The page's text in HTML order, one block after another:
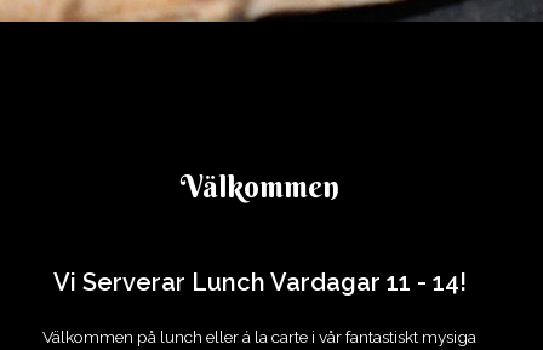
Välkommen
Vi Serverar Lunch Vardagar 11 - 14!
Välkommen på lunch eller á la carte i vår fantastiskt mysiga